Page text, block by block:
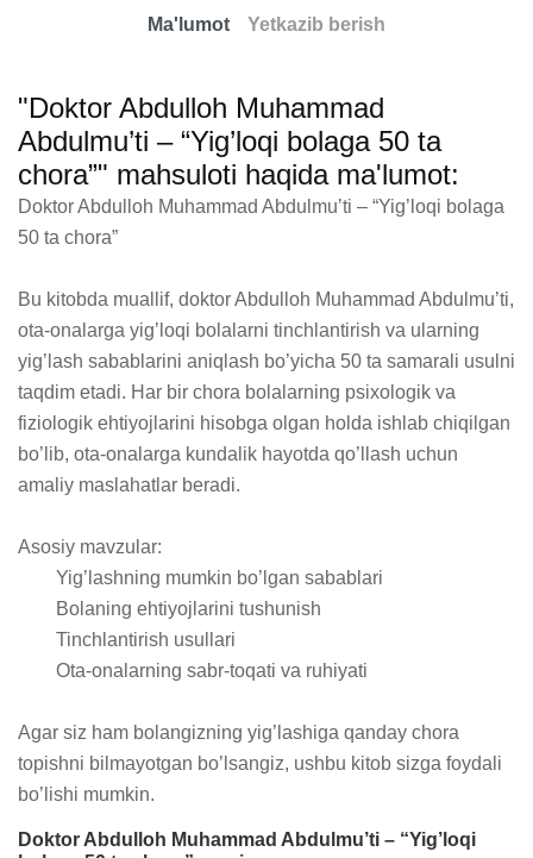
Ma'lumot Yetkazib berish
"Doktor Abdulloh Muhammad
Abdulmu’ti – “Yig’loqi bolaga 50 ta
chora”" mahsuloti haqida ma'lumot:
Doktor Abdulloh Muhammad Abdulmu’ti – “Yig’loqi bolaga
50 ta chora”
Bu kitobda muallif, doktor Abdulloh Muhammad Abdulmu’ti,
ota-onalarga yig’loqi bolalarni tinchlantirish va ularning
yig’lash sabablarini aniqlash bo’yicha 50 ta samarali usulni
taqdim etadi. Har bir chora bolalarning psixologik va
fiziologik ehtiyojlarini hisobga olgan holda ishlab chiqilgan
bo’lib, ota-onalarga kundalik hayotda qo’llash uchun
amaliy maslahatlar beradi.
Asosiy mavzular:
Agar siz ham bolangizning yig’lashiga qanday chora
topishni bilmayotgan bo’lsangiz, ushbu kitob sizga foydali
bo’lishi mumkin.
Doktor Abdulloh Muhammad Abdulmu’ti – “Yig’loqi